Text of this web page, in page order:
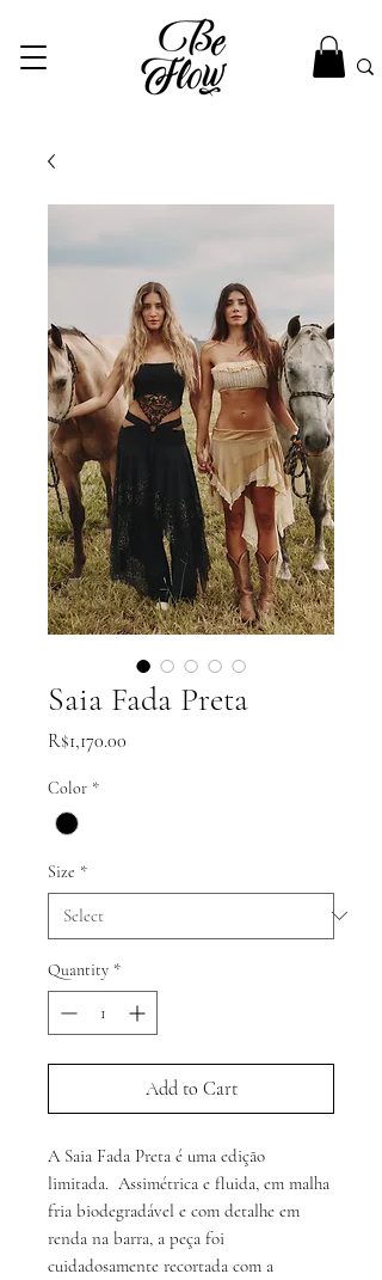
Saia Fada Preta
R$1,170.00
Color *
Size *
Quantity *
Add to Cart
A Saia Fada Preta é uma edição
limitada. Assimétrica e fluida, em malha
fria biodegradável e com detalhe em
renda na barra, a peça foi
cuidadosamente recortada com a